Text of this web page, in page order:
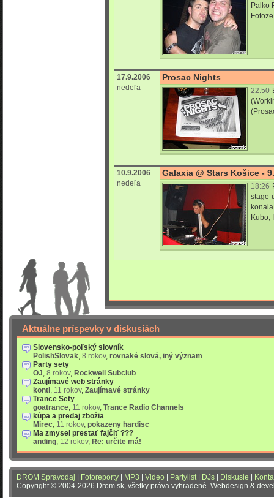
Palko
17.9.2006
nedeľa
Prosac Nights
22:50
10.9.2006
nedeľa
Galaxia @ Stars Košice -
18:26
stage-
Kubo,
Aktuálne príspevky v diskusiách
Slovensko-poľský slovník
PolishSlovak, 8 rokov, rovnaké slová, iný význam
Party sety
OJ, 8 rokov, Rockwell Subclub
Zaujímavé web stránky
konti, 11 rokov, Zaujímavé stránky
Trance Sety
goatrance, 11 rokov, Trance Radio Channels
kúpa a predaj zbožia
Mirec, 11 rokov, pokazeny hardisc
Ma zmysel prestať fajčiť ???
anding, 12 rokov, Re: určite má!
DROM Spravodaj Fotoreporty MP3 Video Partylist| DJs Diskusie
Copyright © 2004-2026 Drom.sk, všetky práva vyhradené. Webdesign &